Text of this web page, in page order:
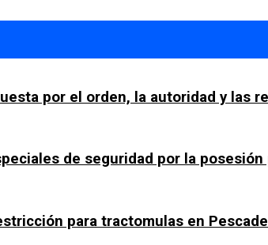
por el orden, la autoridad y las
de seguridad por la posesión
para tractomulas en